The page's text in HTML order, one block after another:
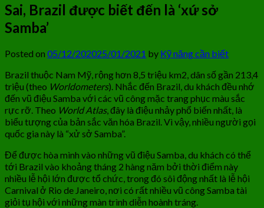
Sai, Brazil được biết đến là ‘xứ sở
Samba’
Posted on 05/12/202025/01/2021 by Kỹ năng cần biết
Brazil thuộc Nam Mỹ, rộng hơn 8,5 triệu km2, dân số gần 213,4
triệu (theo Worldometers). Nhắc đến Brazil, du khách đều nhớ
đến vũ điệu Samba với các vũ công mặc trang phục màu sắc
rực rỡ. Theo World Atlas, đây là điệu nhảy phổ biến nhất, là
biểu tượng của bản sắc văn hóa Brazil. Vì vậy, nhiều người gọi
quốc gia này là “xử sở Samba”.
Để được hòa mình vào những vũ điệu Samba, du khách có thể
tới Brazil vào khoảng tháng 2 hàng năm bởi thời điểm này
nhiều lễ hội lớn được tổ chức, trong đó sôi động nhất là lễ hội
Carnival ở Rio de Janeiro, nơi có rất nhiều vũ công Samba tài
giỏi tụ hội với những màn trình diễn hoành tráng.